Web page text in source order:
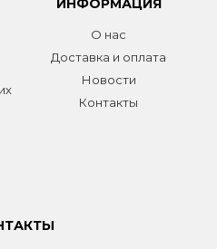
ИНФОРМАЦИЯ
О нас
Доставка и оплата
Новости
Контакты